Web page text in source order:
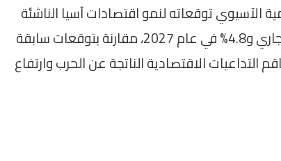
توقعاته لنمو اقتصادات آسيا الناشئة
والمحيط الهادئ إلى 4.7% خلال العام الجاري و4.8% في عام 2027، مقارنة بتوقعات سابقة
لتفاقم التداعيات الاقتصادية الناتجة عن الحرب وارتفاع